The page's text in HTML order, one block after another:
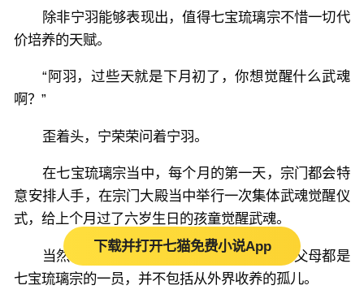
除非宁羽能够表现出，值得七宝琉璃宗不惜一切代
价培养的天赋。
“阿羽，过些天就是下月初了，你想觉醒什么武魂
啊？”
歪着头，宁荣荣问着宁羽。
在七宝琉璃宗当中，每个月的第一天，宗门都会特
意安排人手，在宗门大殿当中举行一次集体武魂觉醒仪
式，给上个月过了六岁生日的孩童觉醒武魂。
当然，有资格在宗门大殿内觉醒武魂的，父母都是
七宝琉璃宗的一员，并不包括从外界收养的孤儿。
下载并打开七猫免费小说App